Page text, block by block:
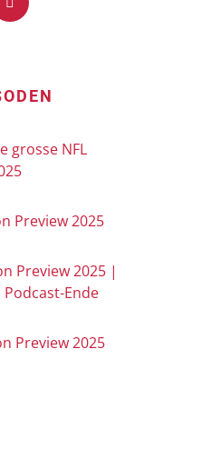
grosse NFL
Preview 2025
Preview 2025 |
Ende
Preview 2025